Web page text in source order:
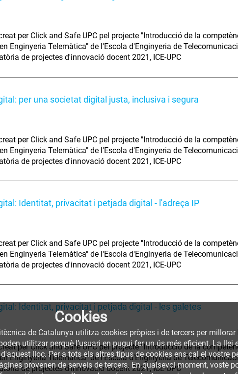
per Click and Safe UPC pel projecte "Introducció de la
Enginyeria Telemàtica" de l'Escola d'Enginyeria de
de projectes d'innovació docent 2021, ICE-UPC
per una societat digital justa, inclusiva i segura
per Click and Safe UPC pel projecte "Introducció de la
Enginyeria Telemàtica" de l'Escola d'Enginyeria de
de projectes d'innovació docent 2021, ICE-UPC
Identitat, privacitat i petjada digital - l'adreça IP
per Click and Safe UPC pel projecte "Introducció de la
Enginyeria Telemàtica" de l'Escola d'Enginyeria de
de projectes d'innovació docent 2021, ICE-UPC
Identitat, privacitat i petjada digital - les galetes
per Click and Safe UPC pel projecte "Introducció de la
Enginyeria Telemàtica" de l'Escola d'Enginyeria de
de projectes d'innovació docent 2021, ICE-UPC
Cookies
de Catalunya utilitza cookies pròpies i de tercers per
utilitzar perquè l’usuari en pugui fer un ús més eficient. La
lloc. Per a tots els altres tipus de cookies ens cal el vostre
provenen de serveis de tercers. En qualsevol moment, vostè